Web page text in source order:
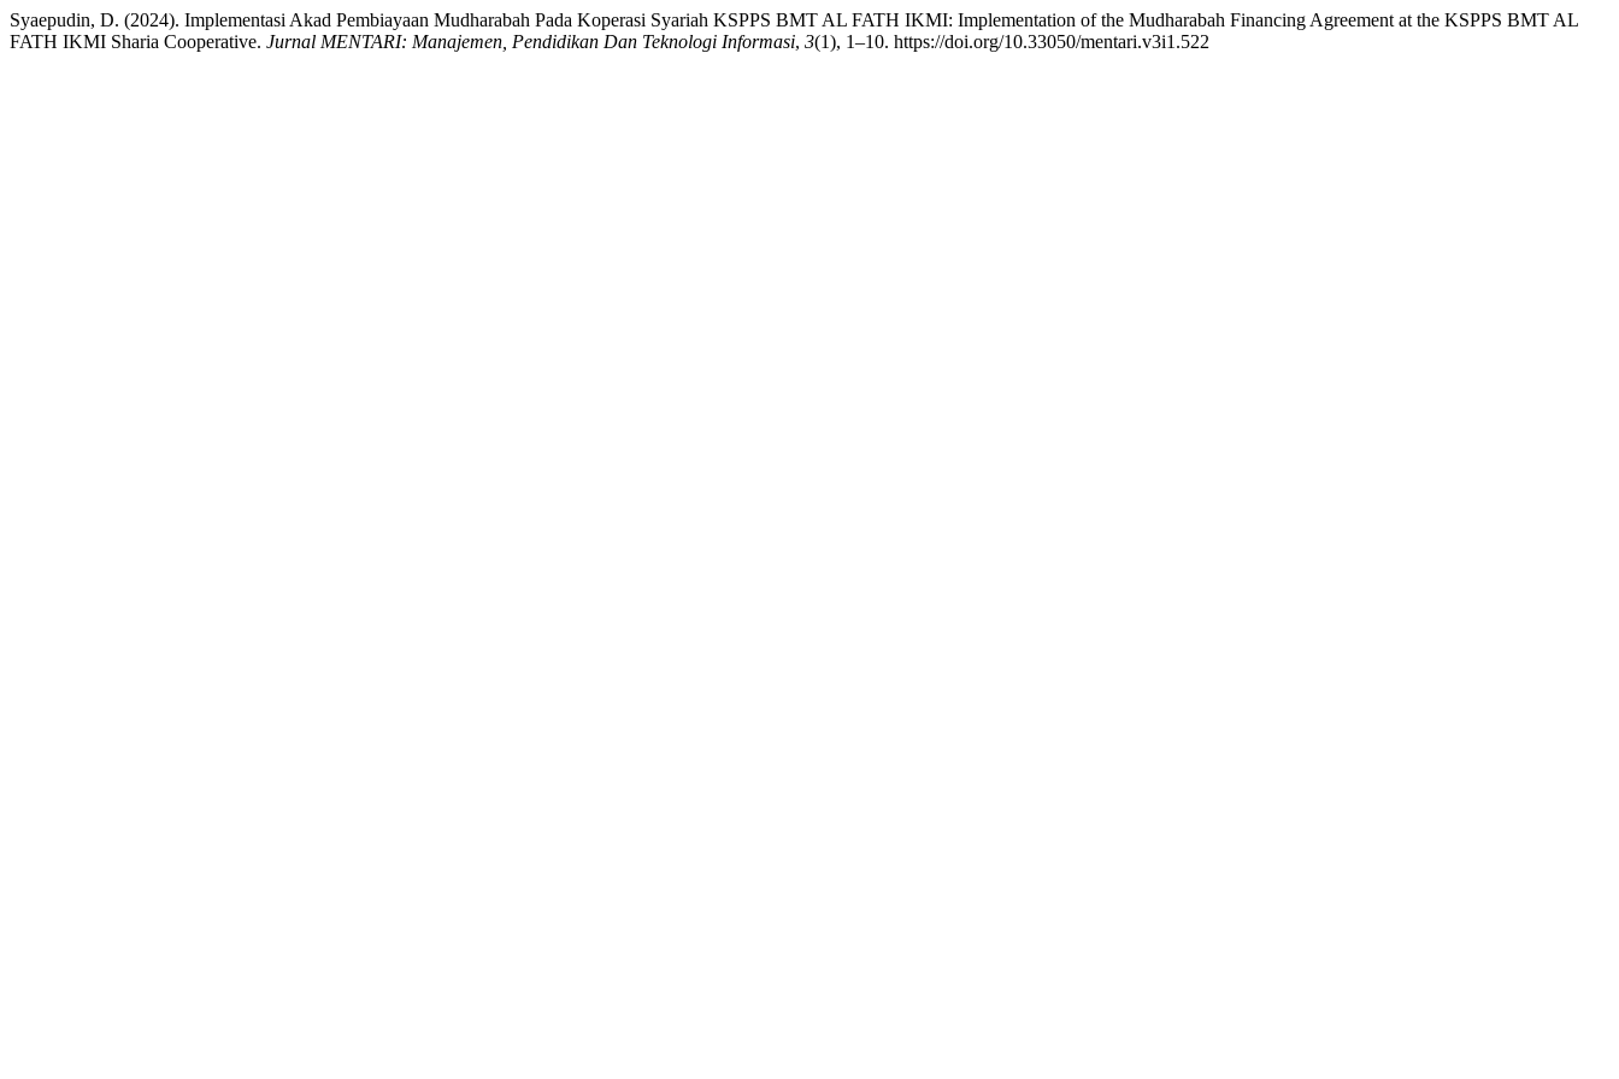
Syaepudin, D. (2024). Implementasi Akad Pembiayaan Mudharabah Pada Koperasi Syariah KSPPS BMT AL FATH IKMI: Implementation of the Mudharabah Financing Agreement at the KSPPS BMT AL
FATH IKMI Sharia Cooperative. Jurnal MENTARI: Manajemen, Pendidikan Dan Teknologi Informasi, 3(1), 1–10. https://doi.org/10.33050/mentari.v3i1.522